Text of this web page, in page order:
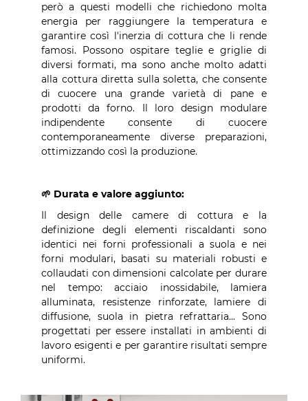
però a questi modelli che richiedono molta
energia per raggiungere la temperatura e
garantire così l'inerzia di cottura che li rende
famosi. Possono ospitare teglie e griglie di
diversi formati, ma sono anche molto adatti
alla cottura diretta sulla soletta, che consente
di cuocere una grande varietà di pane e
prodotti da forno. Il loro design modulare
indipendente consente di cuocere
contemporaneamente diverse preparazioni,
ottimizzando così la produzione.
🌱 Durata e valore aggiunto:
Il design delle camere di cottura e la
definizione degli elementi riscaldanti sono
identici nei forni professionali a suola e nei
forni modulari, basati su materiali robusti e
collaudati con dimensioni calcolate per durare
nel tempo: acciaio inossidabile, lamiera
alluminata, resistenze rinforzate, lamiere di
diffusione, suola in pietra refrattaria... Sono
progettati per essere installati in ambienti di
lavoro esigenti e per garantire risultati sempre
uniformi.